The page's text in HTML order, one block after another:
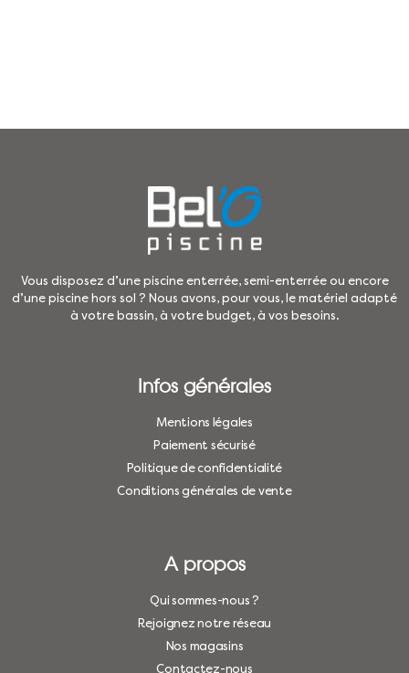
Vous disposez d’une piscine enterrée, semi-enterrée ou encore
d’une piscine hors sol ? Nous avons, pour vous, le matériel adapté
à votre bassin, à votre budget, à vos besoins.
Infos générales
Mentions légales
Paiement sécurisé
Politique de confidentialité
Conditions générales de vente
A propos
Qui sommes-nous ?
Rejoignez notre réseau
Nos magasins
Contactez-nous